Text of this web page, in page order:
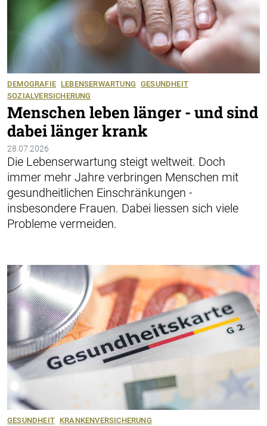
DEMOGRAFIE LEBENSERWARTUNG GESUNDHEIT
SOZIALVERSICHERUNG
Menschen leben länger - und sind
dabei länger krank
28.07.2026
Die Lebenserwartung steigt weltweit. Doch
immer mehr Jahre verbringen Menschen mit
gesundheitlichen Einschränkungen -
insbesondere Frauen. Dabei liessen sich viele
Probleme vermeiden.
GESUNDHEIT KRANKENVERSICHERUNG